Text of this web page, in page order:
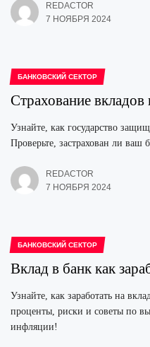
REDACTOR
7 НОЯБРЯ 2024
БАНКОВСКИЙ СЕКТОР
Страхование вкладов
Узнайте, как государство
Проверьте, застрахован ли ваш
REDACTOR
7 НОЯБРЯ 2024
БАНКОВСКИЙ СЕКТОР
Вклад в банк как
Узнайте, как заработать на
проценты, риски и советы по
инфляции!